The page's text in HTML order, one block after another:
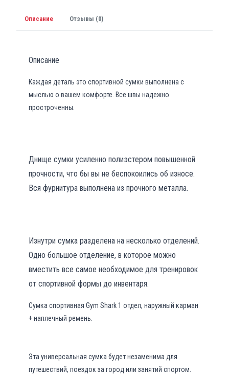
Описание Отзывы (0)
Описание
Каждая деталь это спортивной сумки выполнена с
мыслью о вашем комфорте. Все швы надежно
простроченны.
Днище сумки усиленно полиэстером повышенной
прочности, что бы вы не беспокоились об износе.
Вся фурнитура выполнена из прочного металла.
Изнутри сумка разделена на несколько отделений.
Одно большое отделение, в которое можно
вместить все самое необходимое для тренировок
от спортивной формы до инвентаря.
Сумка спортивная Gym Shark 1 отдел, наружный карман
+ наплечный ремень.
Эта универсальная сумка будет незаменима для
путешествий, поездок за город или занятий спортом.